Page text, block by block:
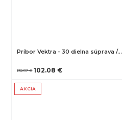
Príbor Vektra - 30 dielna súprava /…
132.57 € 102.08 €
AKCIA